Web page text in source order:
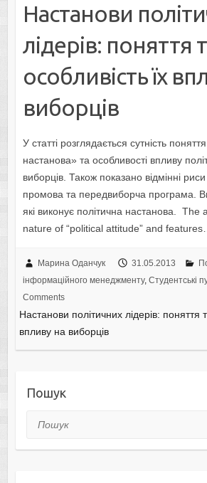
Настанови
лідерів: поняття
особливість їх
виборців
У статті розглядається сутність
настанова» та особливості впливу
виборців. Також показано відмінні
промова та передвиборча програма.
які виконує політична настанова.
nature of “political attitude” and
Марина Оданчук 31.05.2013
інформаційного менеджменту, Студентські
Comments
Настанови політичних лідерів: поняття
впливу на виборців
Пошук
Пошук